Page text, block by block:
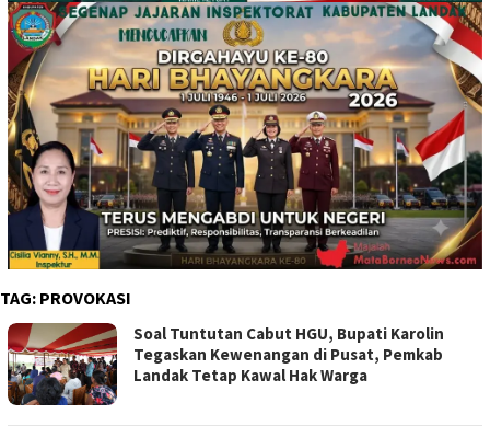
TAG: PROVOKASI
Soal Tuntutan Cabut HGU, Bupati Karolin
Tegaskan Kewenangan di Pusat, Pemkab
Landak Tetap Kawal Hak Warga